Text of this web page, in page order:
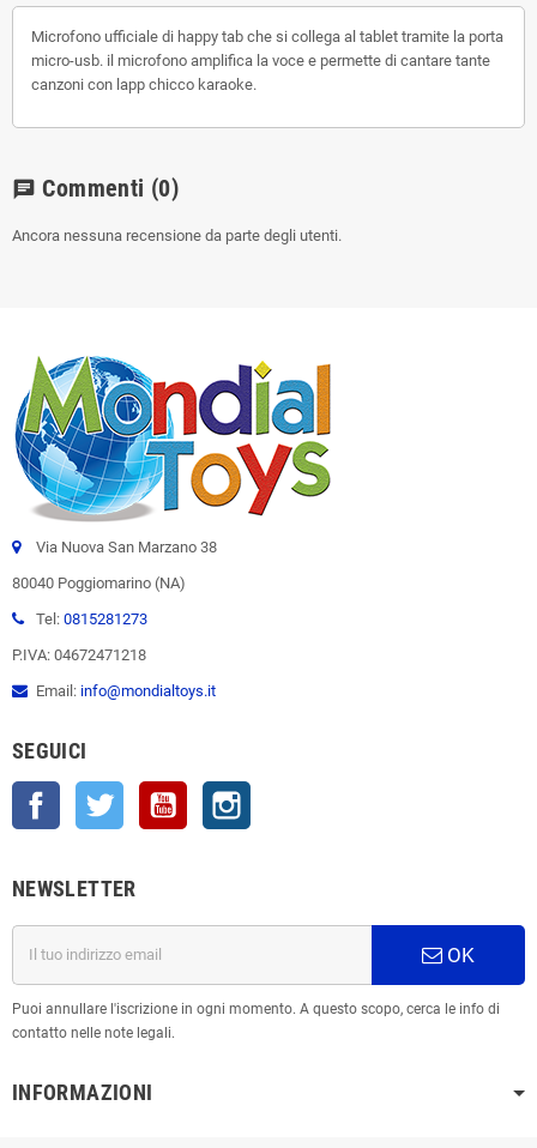
Microfono ufficiale di happy tab che si collega al tablet tramite la porta
micro-usb. il microfono amplifica la voce e permette di cantare tante
canzoni con lapp chicco karaoke.
chat Commenti (0)
Ancora nessuna recensione da parte degli utenti.
Via Nuova San Marzano 38
80040 Poggiomarino (NA)
Tel: 0815281273
P.IVA: 04672471218
Email: info@mondialtoys.it
SEGUICI
Facebook Twitter YouTube
NEWSLETTER
OK
Puoi annullare l'iscrizione in ogni momento. A questo scopo, cerca le info di
contatto nelle note legali.
INFORMAZIONI